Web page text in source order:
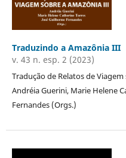
Traduzindo a Amazônia III
v. 43 n. esp. 2 (2023)
Tradução de Relatos de
Andréia Guerini, Marie Helene
Fernandes (Orgs.)